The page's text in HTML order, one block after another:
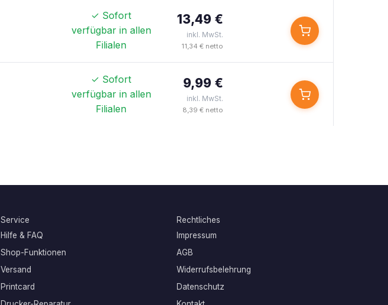
✓ Sofort
verfügbar in allen
Filialen
13,49 €
inkl. MwSt.
11,34 € netto
✓ Sofort
verfügbar in allen
Filialen
9,99 €
inkl. MwSt.
8,39 € netto
Service
Hilfe & FAQ
Shop-Funktionen
Versand
Printcard
Rechtliches
Impressum
AGB
Widerrufsbelehrung
Datenschutz